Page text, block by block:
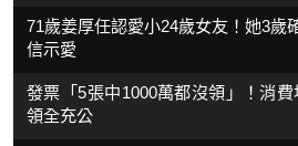
71歲姜厚任認愛小24歲女友！她3歲
信示愛
發票「5張中1000萬都沒領」！消
領全充公